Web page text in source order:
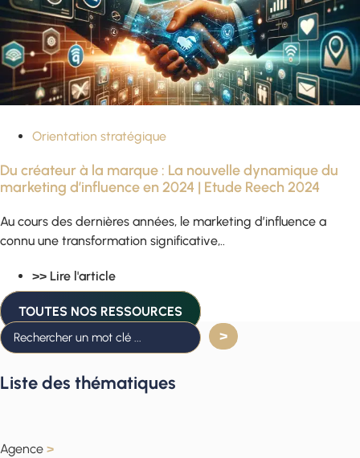
Orientation stratégique
Du créateur à la marque : La nouvelle dynamique du
marketing d’influence en 2024 | Etude Reech 2024
Au cours des dernières années, le marketing d’influence a
connu une transformation significative,..
>> Lire l'article
TOUTES NOS RESSOURCES
Liste des thématiques
Agence >